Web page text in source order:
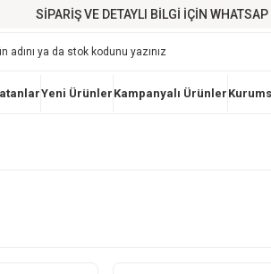
SİPARİŞ VE DETAYLI BİLGİ İÇİN
Yeni Ürünler Kampanyalı Ürünler